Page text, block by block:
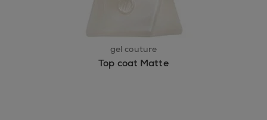
gel couture
Top coat Matte